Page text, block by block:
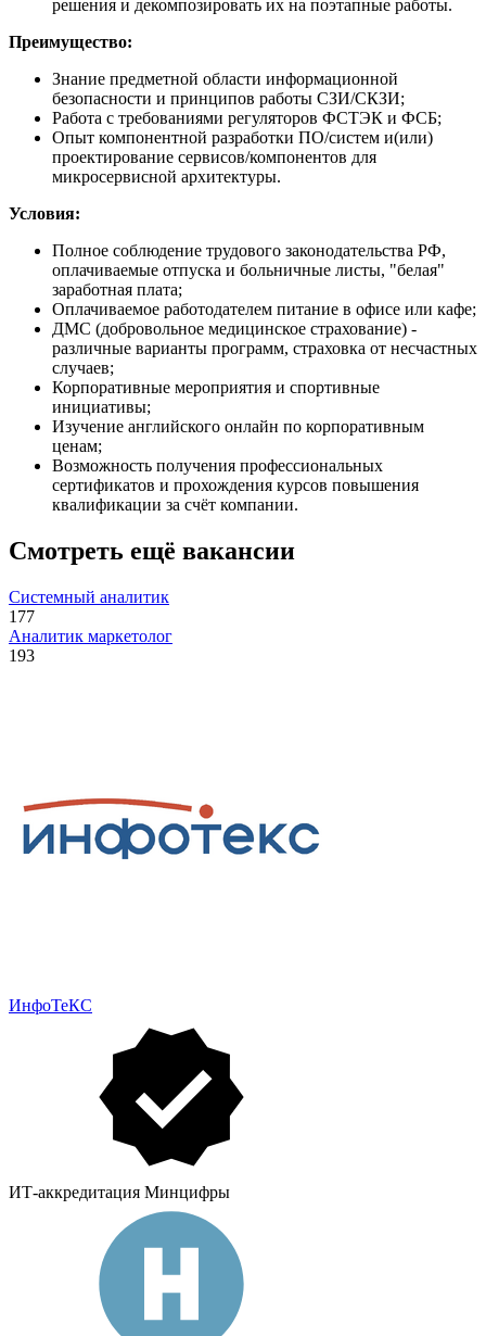
решения и декомпозировать их на поэтапные работы.
Преимущество:
Знание предметной области информационной
безопасности и принципов работы СЗИ/СКЗИ;
Работа с требованиями регуляторов ФСТЭК и ФСБ;
Опыт компонентной разработки ПО/систем и(или)
проектирование сервисов/компонентов для
микросервисной архитектуры.
Условия:
Полное соблюдение трудового законодательства РФ,
оплачиваемые отпуска и больничные листы, "белая"
заработная плата;
Оплачиваемое работодателем питание в офисе или кафе;
ДМС (добровольное медицинское страхование) -
различные варианты программ, страховка от несчастных
случаев;
Корпоративные мероприятия и спортивные
инициативы;
Изучение английского онлайн по корпоративным
ценам;
Возможность получения профессиональных
сертификатов и прохождения курсов повышения
квалификации за счёт компании.
Смотреть ещё вакансии
Системный аналитик
177
Аналитик маркетолог
193
ИнфоТеКС
ИТ-аккредитация Минцифры